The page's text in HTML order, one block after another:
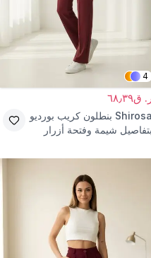
4
ق٦٨٫٣٩
Shirosa بنطلون كريب بورديو
بتفاصيل شيمة وفتحة أزرار